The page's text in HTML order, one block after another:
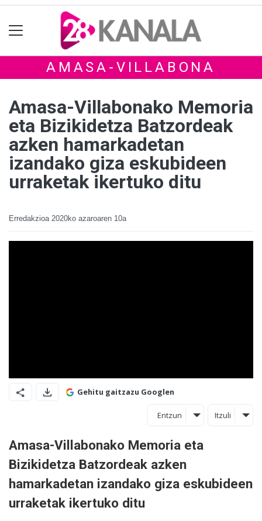
AMASA-VILLABONA
Amasa-Villabonako Memoria
eta Bizikidetza Batzordeak
azken hamarkadetan
izandako giza eskubideen
urraketak ikertuko ditu
Erredakzioa 2020ko azaroaren 10a
Gehitu gaitzazu Googlen
Entzun Itzuli
Amasa-Villabonako Memoria eta
Bizikidetza Batzordeak azken
hamarkadetan izandako giza eskubideen
urraketak ikertuko ditu